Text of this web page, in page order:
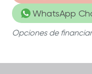
WhatsApp
Opciones de